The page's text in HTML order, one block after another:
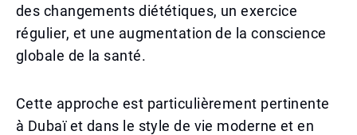
des changements diététiques, un exercice
régulier, et une augmentation de la conscience
globale de la santé.
Cette approche est particulièrement pertinente
à Dubaï et dans le style de vie moderne et en